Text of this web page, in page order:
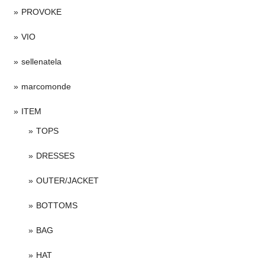
PROVOKE
VIO
sellenatela
marcomonde
ITEM
TOPS
DRESSES
OUTER/JACKET
BOTTOMS
BAG
HAT